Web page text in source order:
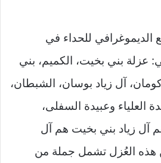
الديموغرافي للحداء في
بني بخيت، الكميم، بني
آل زياد بوسان، الشبطان،
العلياء وعبيدة السفلى،
آل زياد بني بخيت هم آل
هذه العُزل تشمل جملة من